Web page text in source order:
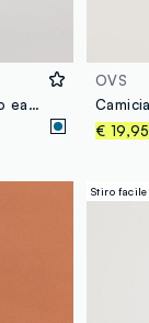
Camicia blu slim fit con collo classico easy iron
OVS
€ 19,95
Stiro facile